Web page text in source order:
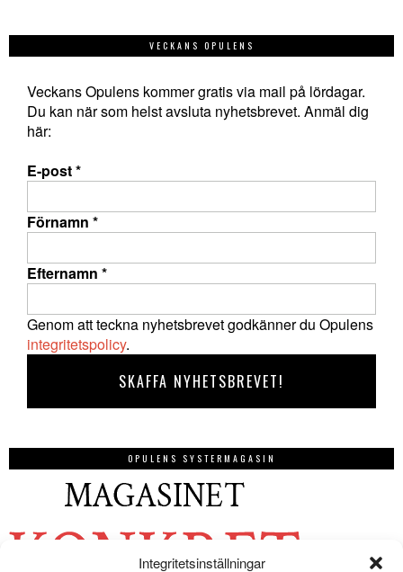
Integritetsinställningar
VECKANS OPULENS
Veckans Opulens kommer gratis via mail på lördagar.
Du kan när som helst avsluta nyhetsbrevet. Anmäl dig
här:
E-post*
Förnamn *
Efternamn *
Genom att teckna nyhetsbrevet godkänner du Opulens
integritetspolicy.
OPULENS SYSTERMAGASIN